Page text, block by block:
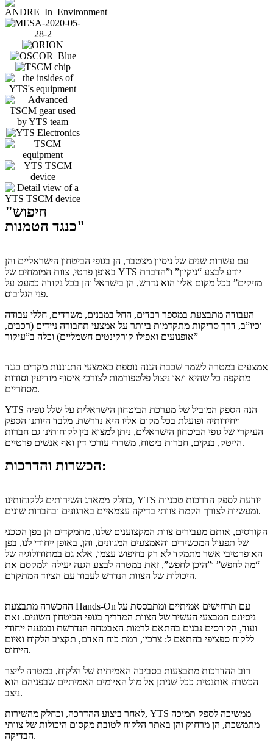
"חיפוש
כנגד הטמנות"​
עם עשרות שנים של ניסיון מצטבר, הן בגופי הביטחון הישראליים והן
באופן פרטי, צוות המומחים של YTS יודע לבצע “ניקיון” ו”הדברת
מזיקים” בכל מקום אליו הוא נדרש, הן בישראל והן בכל נקודה כמעט על
פני הגלובוס.
העבודה מתבצעת במספר רבדים, החל במבנים, משרדים, חללי עבודה
וכיו”ב, דרך סריקות מתקדמות ביותר על אמצעי תחבורה ניידים (רכבים,
אופנועים ואפילו קורקינטים חשמליים) וכלה ב”עיקור”
אמצעים במטרה לשמר שכבת הגנה נוספת כאמצעי התגוננות מקדים כנגד
מתקפה כל שהיא ו/או ניצול פלטפורמות לצורכי איסוף מודיעין וסודות
מסחריים.
YTS הנה הספק המוביל של מערכת הביטחון הישראלית על שלל גופיה
ויחידותיה ופועלת בכל מקום אליו היא נדרשת. מלבד היותנו הספק
העיקרי של גופי הביטחון הישראלים, ניתן למצוא בין לקוחותינו גם חברות
הייטק, בנקים, חברות ביטוח, משרדי עורכי דין ואף אנשים פרטיים.
הכשרותוהדרכות:
כחלק ממארג השירותים ללקוחותינו, YTS יודעת לספק הדרכות טכניות
ומעשיות לצורך הקמת צוותי בדיקה עצמאיים בארגונים ובחברות שונים.
הקורסים, אותם מעבירים צוות המקצוענים שלנו, מתמקדים הן בפן הטכני
של תפעול המכשירים והאמצעים המגוונים, והן, באופן ייחודי לנו, בפן
האופרטיבי אשר מתמקד לא רק בחיפוש עצמו, אלא גם במתודולוגיה של
“מה לחפש” ו”היכן לחפש”, זאת במטרה לבצע הגנה יעילה ולמקסם את
היכולות של הצוות הנדרש לעבוד עם הציוד המתקדם.
ההכשרה מתבצעת Hands-On עם תרחישים אמיתיים ומתבססת על
ניסיונם המבצעי העשיר של הצוות המדריך בגופי הביטחון השונים. זאת
ועוד, הקורסים נבנים בהתאם לרמות האבטחה הנדרשת ובמענה ייחודי
ללקוח ספציפי בהתאם ל: צרכיו, רמת כוח האדם, תקציב הלקוח ואיום
הייחוס.
רוב ההדרכות מתבצעות בסביבה האמיתית של הלקוח, במטרה לייצר
הכשרה אותנטית ככל שניתן אל מול האיומים האמיתיים שבפניהם הוא
ניצב.
לאחר ביצוע ההדרכה, וכחלק מהשירות, YTS ממשיכה לספק תמיכה
מתמשכת, הן מרחוק והן באתר הלקוח לטובת מקסום היכולות של צוותי
הבדיקה.